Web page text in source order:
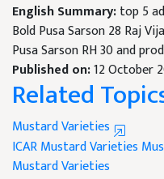
English Summary:top 5
Bold Pusa Sarson 28 Raj
Pusa Sarson RH 30 and
Published on:12 October
Related
Mustard Varieties
ICARMustard Varieties
Mustard Varieties